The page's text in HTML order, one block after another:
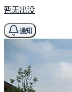
暂无出没
通知